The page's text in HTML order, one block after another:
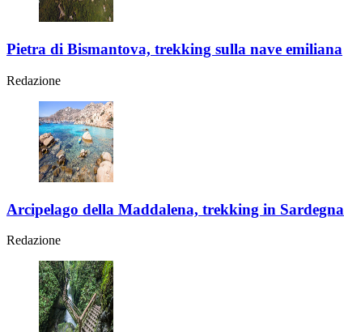
Pietra di Bismantova, trekking sulla nave emiliana
Redazione
Arcipelago della Maddalena, trekking in Sardegna
Redazione